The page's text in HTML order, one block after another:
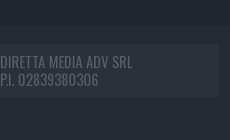
DIRETTA MEDIA ADV SRL
P.I. 02839380306